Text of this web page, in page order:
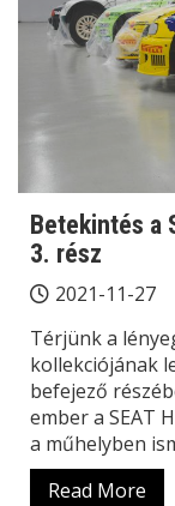
Betekintés a
3. rész
2021-11-27
Térjünk a
kollekciójának
befejező
ember a SEAT
a műhelyben
Read More